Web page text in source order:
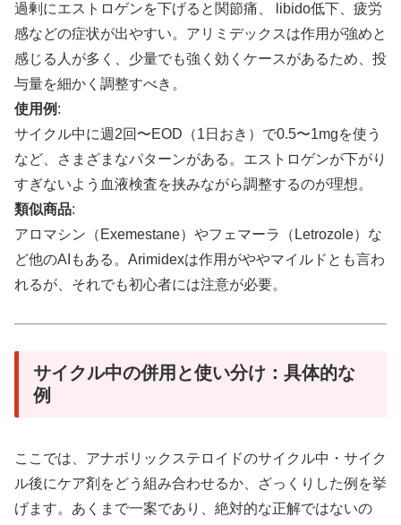
過剰にエストロゲンを下げると関節痛、 libido低下、疲労
感などの症状が出やすい。アリミデックスは作用が強めと
感じる人が多く、少量でも強く効くケースがあるため、投
与量を細かく調整すべき。
使用例 :
サイクル中に週2回〜EOD（1日おき）で0.5〜1mgを使う
など、さまざまなパターンがある。エストロゲンが下がり
すぎないよう血液検査を挟みながら調整するのが理想。
類似商品:
アロマシン（Exemestane）やフェマーラ（Letrozole）な
ど他のAIもある。Arimidexは作用がややマイルドとも言わ
れるが、それでも初心者には注意が必要。
サイクル中の併用と使い分け：具体的な
例
ここでは、アナボリックステロイドのサイクル中・サイク
ル後にケア剤をどう組み合わせるか、ざっくりした例を挙
げます。あくまで一案であり、絶対的な正解ではないの